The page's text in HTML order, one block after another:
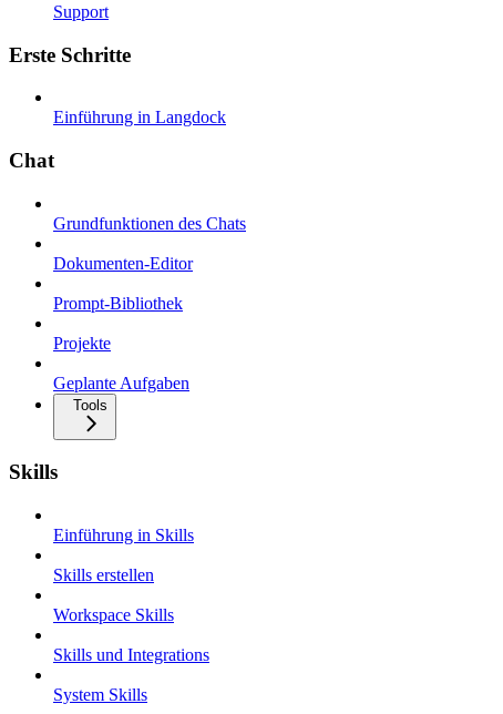
Support
Erste Schritte
Einführung in Langdock
Chat
Grundfunktionen des Chats
Dokumenten-Editor
Prompt-Bibliothek
Projekte
Geplante Aufgaben
Tools
Skills
Einführung in Skills
Skills erstellen
Workspace Skills
Skills und Integrations
System Skills